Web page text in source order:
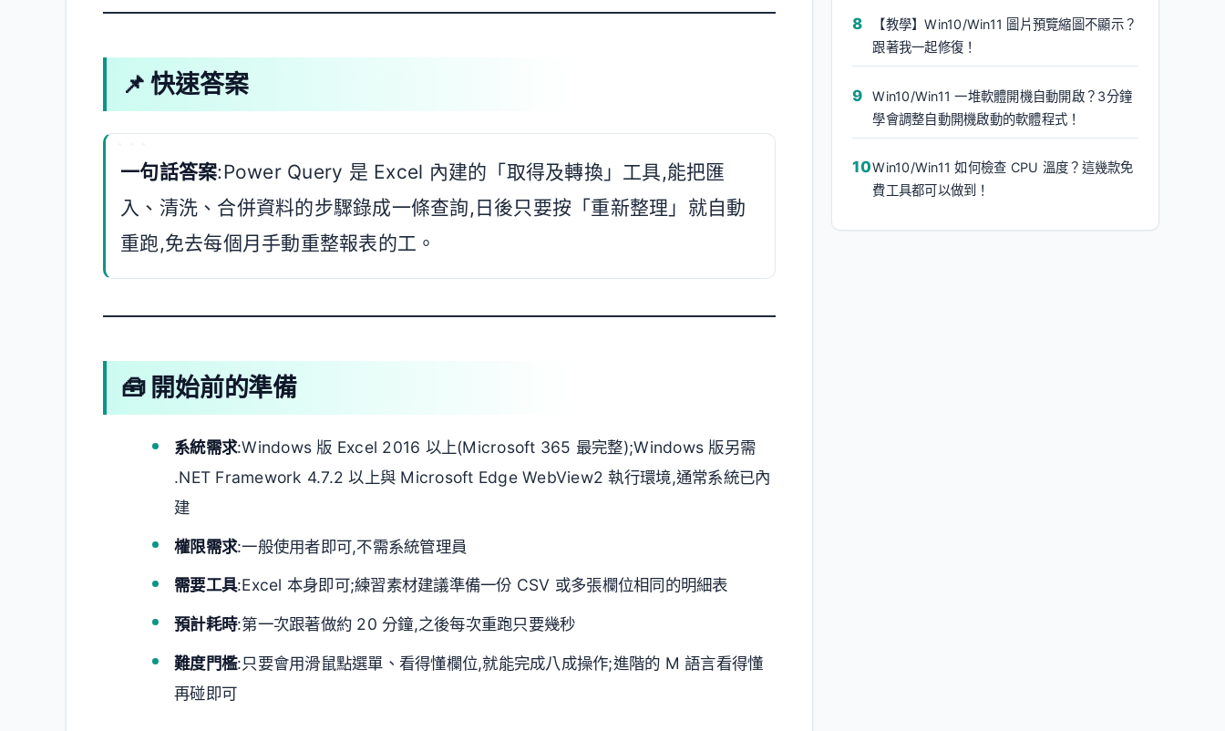
📌 快速答案
一句話答案:Power Query 是 Excel 內建的「取得及轉換」工具,能把匯
入、清洗、合併資料的步驟錄成一條查詢,日後只要按「重新整理」就自動
重跑,免去每個月手動重整報表的工。
🧰 開始前的準備
系統需求:Windows 版 Excel 2016 以上(Microsoft 365 最完整);Windows 版另需
.NET Framework 4.7.2 以上與 Microsoft Edge WebView2 執行環境,通常系統已內
建
權限需求:一般使用者即可,不需系統管理員
需要工具:Excel 本身即可;練習素材建議準備一份 CSV 或多張欄位相同的明細表
預計耗時:第一次跟著做約 20 分鐘,之後每次重跑只要幾秒
難度門檻:只要會用滑鼠點選單、看得懂欄位,就能完成八成操作;進階的 M 語言看得懂
再碰即可
【教學】Win10/Win11 圖片預覽縮圖不顯示？
跟著我一起修復！
Win10/Win11 一堆軟體開機自動開啟？3分鐘
學會調整自動開機啟動的軟體程式！
Win10/Win11 如何檢查 CPU 溫度？這幾款免
費工具都可以做到！